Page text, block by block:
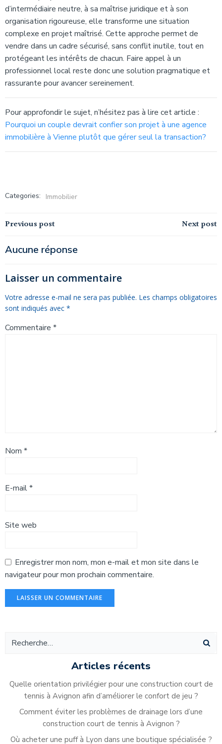
d’intermédiaire neutre, à sa maîtrise juridique et à son
organisation rigoureuse, elle transforme une situation
complexe en projet maîtrisé. Cette approche permet de
vendre dans un cadre sécurisé, sans conflit inutile, tout en
protégeant les intérêts de chacun. Faire appel à un
professionnel local reste donc une solution pragmatique et
rassurante pour avancer sereinement.
Pour approfondir le sujet, n’hésitez pas à lire cet article :
Pourquoi un couple devrait confier son projet à une agence
immobilière à Vienne plutôt que gérer seul la transaction?
Categories: Immobilier
Navigation
de
l’article
Previous post Navigation
l’article
Next post
Aucune réponse
Laisser un commentaire
Votre adresse e-mail ne sera pas publiée. Les champs obligatoires
sont indiqués avec *
Commentaire *
Nom *
E-mail*
Site web
Enregistrer mon nom, mon e-mail et mon site dans le
navigateur pour mon prochain commentaire.
Articles récents
Quelle orientation privilégier pour une construction court de
tennis à Avignon afin d’améliorer le confort de jeu ?
Comment éviter les problèmes de drainage lors d’une
construction court de tennis à Avignon ?
Où acheter une puff à Lyon dans une boutique spécialisée ?